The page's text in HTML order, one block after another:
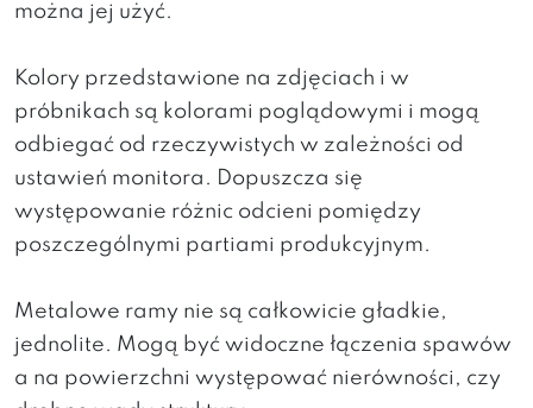
można jej użyć.
Kolory przedstawione na zdjęciach i w
próbnikach są kolorami poglądowymi i mogą
odbiegać od rzeczywistych w zależności od
ustawień monitora. Dopuszcza się
występowanie różnic odcieni pomiędzy
poszczególnymi partiami produkcyjnym.
Metalowe ramy nie są całkowicie gładkie,
jednolite. Mogą być widoczne łączenia spawów
a na powierzchni występować nierówności, czy